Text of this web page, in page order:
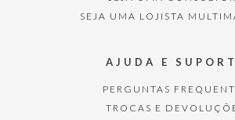
SEJA UMA LOJISTA
AJUDA E
PERGUNTAS
TROCAS E